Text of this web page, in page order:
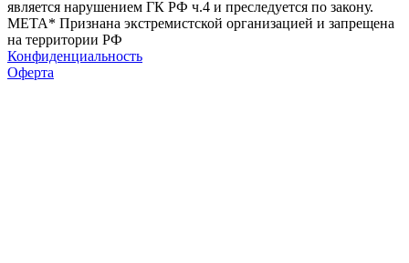
является нарушением ГК РФ ч.4 и преследуется по закону.
МЕТА* Признана экстремистской организацией и запрещена
на территории РФ
Конфиденциальность
Оферта